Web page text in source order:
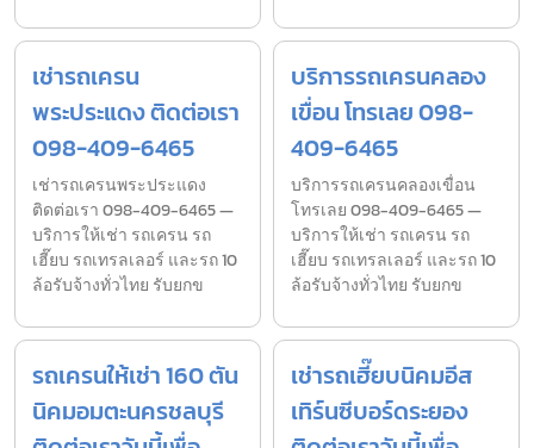
เช่ารถเครน
พระประแดง ติดต่อเรา
098-409-6465
เช่ารถเครนพระประแดง
ติดต่อเรา 098-409-6465 —
บริการให้เช่า รถเครน รถ
เฮี๊ยบ รถเทรลเลอร์ และรถ 10
ล้อรับจ้างทั่วไทย รับยกข
บริการรถเครนคลอง
เขื่อน โทรเลย 098-
409-6465
บริการรถเครนคลองเขื่อน
โทรเลย 098-409-6465 —
บริการให้เช่า รถเครน รถ
เฮี๊ยบ รถเทรลเลอร์ และรถ 10
ล้อรับจ้างทั่วไทย รับยกข
รถเครนให้เช่า 160 ตัน
นิคมอมตะนครชลบุรี
เช่ารถเฮี๊ยบนิคมอีส
เทิร์นซีบอร์ดระยอง